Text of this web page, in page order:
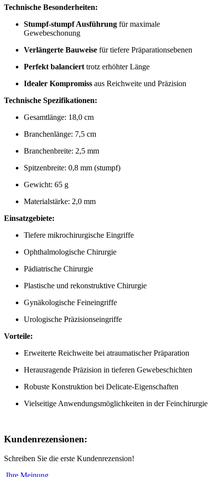
Technische Besonderheiten:
Stumpf-stumpf Ausführung für maximale
Gewebeschonung
Verlängerte Bauweise für tiefere Präparationsebenen
Perfekt balanciert trotz erhöhter Länge
Idealer Kompromiss aus Reichweite und Präzision
Technische Spezifikationen:
Gesamtlänge: 18,0 cm
Branchenlänge: 7,5 cm
Branchenbreite: 2,5 mm
Spitzenbreite: 0,8 mm (stumpf)
Gewicht: 65 g
Materialstärke: 2,0 mm
Einsatzgebiete:
Tiefere mikrochirurgische Eingriffe
Ophthalmologische Chirurgie
Pädiatrische Chirurgie
Plastische und rekonstruktive Chirurgie
Gynäkologische Feineingriffe
Urologische Präzisionseingriffe
Vorteile:
Erweiterte Reichweite bei atraumatischer Präparation
Herausragende Präzision in tieferen Gewebeschichten
Robuste Konstruktion bei Delicate-Eigenschaften
Vielseitige Anwendungsmöglichkeiten in der Feinchirurgie
Kundenrezensionen:
Schreiben Sie die erste Kundenrezension!